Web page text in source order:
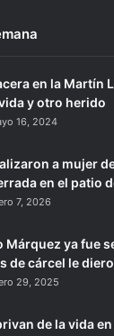
en la Martín
y otro herido
16, 2024
a mujer
en el patio
7, 2026
Márquez ya fue
de cárcel le
29, 2025
de la vida